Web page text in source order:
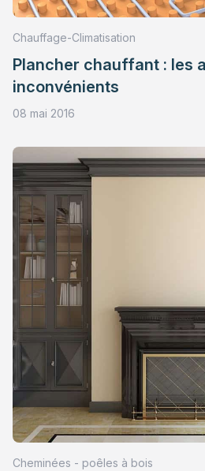
Chauffage-Climatisation
Plancher chauffant : les
inconvénients
08 mai 2016
Cheminées - poêles à bois